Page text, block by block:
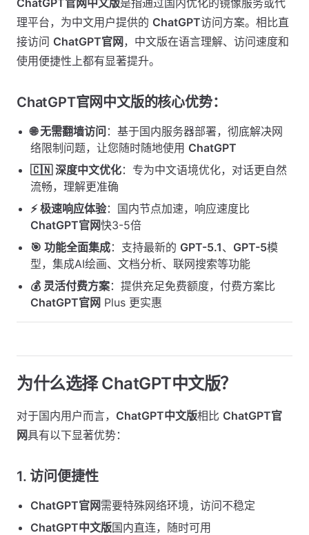
ChatGPT官网中文版是指通过国内优化的镜像服务或代
理平台，为中文用户提供的 ChatGPT访问方案。相比直
接访问 ChatGPT官网 ，中文版在语言理解、访问速度和
使用便捷性上都有显著提升。
ChatGPT官网中文版的核心优势：
🌐 无需翻墙访问 ：基于国内服务器部署，彻底解决网
络限制问题，让您随时随地使用 ChatGPT
🇨🇳 深度中文优化：专为中文语境优化，对话更自然
流畅，理解更准确
⚡ 极速响应体验：国内节点加速，响应速度比
ChatGPT官网快3-5倍
🎯 功能全面集成：支持最新的 GPT-5.1、 GPT-5模
型，集成AI绘画、文档分析、联网搜索等功能
💰 灵活付费方案：提供充足免费额度，付费方案比
ChatGPT官网 Plus 更实惠
为什么选择 ChatGPT中文版？
对于国内用户而言， ChatGPT中文版相比 ChatGPT官
网具有以下显著优势：
1. 访问便捷性
ChatGPT官网需要特殊网络环境，访问不稳定
ChatGPT中文版国内直连，随时可用